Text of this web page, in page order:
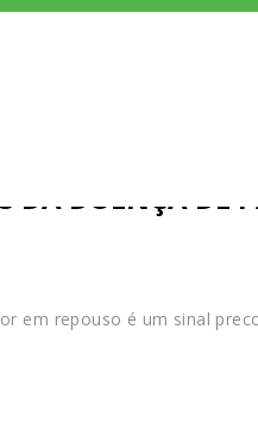
DA DOENÇA DE
repouso é um sinal